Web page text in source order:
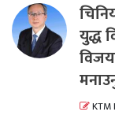
युद्ध
KTM